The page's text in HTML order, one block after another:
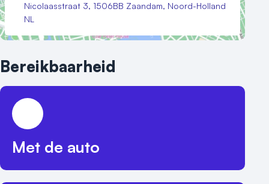
Nicolaasstraat 3, 1506BB Zaandam, Noord-Holland
NL
Bereikbaarheid
Met de auto